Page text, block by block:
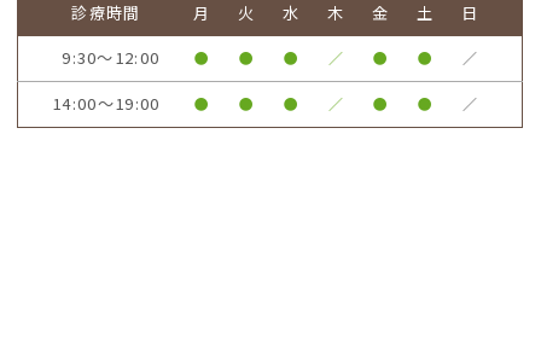
診療時間 月 火 水 木 金 土
日
9:30～12:00
● ● ● ／ ● ● ／
14:00～19:00 ● ● ● ／ ● ● ／